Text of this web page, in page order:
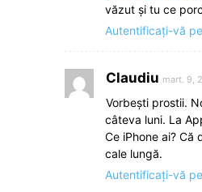
văzut şi tu ce
Autentificați-vă
Claudiu mart. 9,
Vorbeşti prostii.
câteva luni. La
Ce iPhone ai? Că
cale lungă.
Autentificați-vă